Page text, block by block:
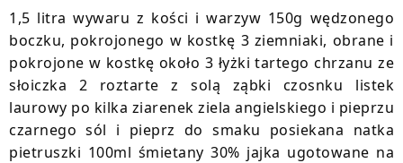
1,5 litra wywaru z kości i warzyw 150g wędzonego
boczku, pokrojonego w kostkę 3 ziemniaki, obrane i
pokrojone w kostkę około 3 łyżki tartego chrzanu ze
słoiczka 2 roztarte z solą ząbki czosnku listek
laurowy po kilka ziarenek ziela angielskiego i pieprzu
czarnego sól i pieprz do smaku posiekana natka
pietruszki 100ml śmietany 30% jajka ugotowane na